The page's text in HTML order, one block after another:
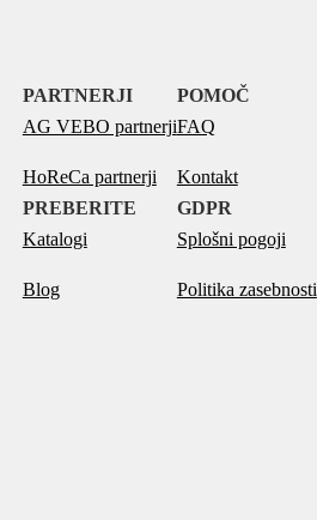
PARTNERJI
AG VEBO partnerji
HoReCa partnerji
PREBERITE
Katalogi
Blog
POMOČ
FAQ
Kontakt
GDPR
Splošni pogoji
Politika zasebnosti